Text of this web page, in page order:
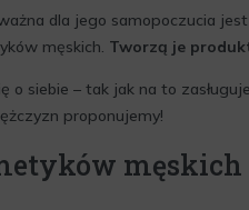
dla jego samopoczucia
męskich. Tworzą je
o siebie – tak jak na to
proponujemy!